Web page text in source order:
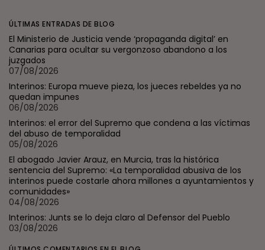
ÚLTIMAS ENTRADAS DE BLOG
El Ministerio de Justicia vende ‘propaganda digital’ en
Canarias para ocultar su vergonzoso abandono a los
juzgados
07/08/2026
Interinos: Europa mueve pieza, los jueces rebeldes ya no
quedan impunes
06/08/2026
Interinos: el error del Supremo que condena a las víctimas
del abuso de temporalidad
05/08/2026
El abogado Javier Arauz, en Murcia, tras la histórica
sentencia del Supremo: «La temporalidad abusiva de los
interinos puede costarle ahora millones a ayuntamientos y
comunidades»
04/08/2026
Interinos: Junts se lo deja claro al Defensor del Pueblo
03/08/2026